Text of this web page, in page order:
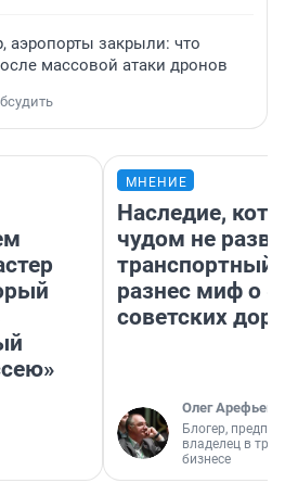
аэропорты закрыли: что
массовой атаки дронов
МНЕНИЕ
Наследие,
чудом не
транспортный
разнес миф о
советских
Олег Арефьев
Блогер,
владелец в
бизнесе